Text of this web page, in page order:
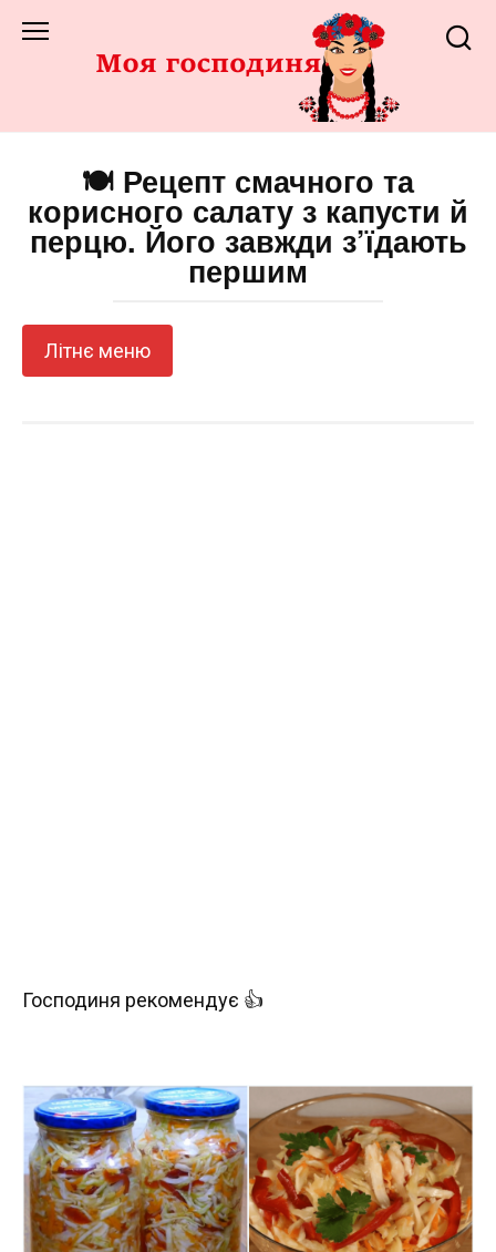
до
🍽️ Рецепт смачного та
корисного салату з капусти й
перцю. Його завжди з’їдають
першим
Літнє меню
Господиня рекомендує 👍